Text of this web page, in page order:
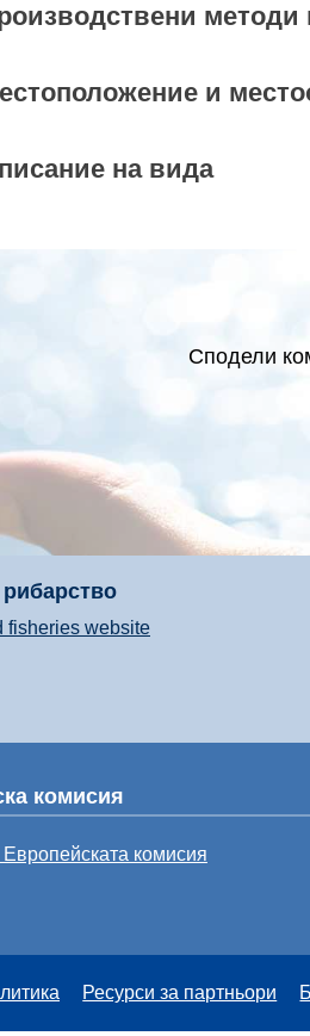
и
на вида
Сподели
fisheries website
комисия
комисия
Ресурси за партньори